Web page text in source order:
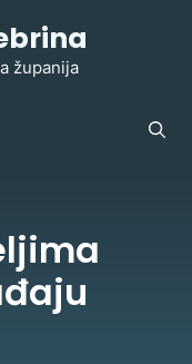
županija